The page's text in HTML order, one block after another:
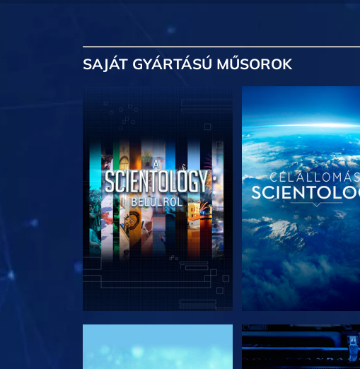
SAJÁT GYÁRTÁSÚ MŰSOROK
A SOROZAT RÉSZEI A SOROZAT RÉSZEI